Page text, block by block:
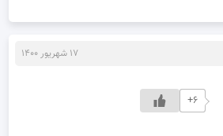
۱۷ شهریور ۱۴۰۰
+۶